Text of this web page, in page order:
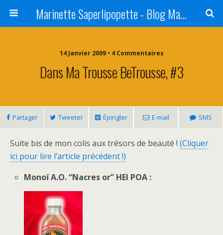
Marinette Saperlipopette - Blog Maman Angers Lifestyle - Ex Expat Montréal
14 Janvier 2009 • 4 Commentaires
Dans Ma Trousse BeTrousse, #3
Partager Tweeter Épingler E-mail SMS
Suite bis de mon colis aux trésors de beauté ! (Cliquer
ici pour lire l’article précédent !)
Monoï A.O. “Nacres or” HEI POA :